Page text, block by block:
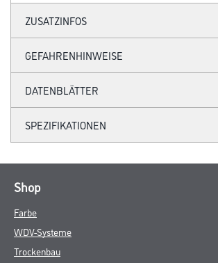
ZUSATZINFOS
GEFAHRENHINWEISE
DATENBLÄTTER
SPEZIFIKATIONEN
Shop
Farbe
WDV-Systeme
Trockenbau